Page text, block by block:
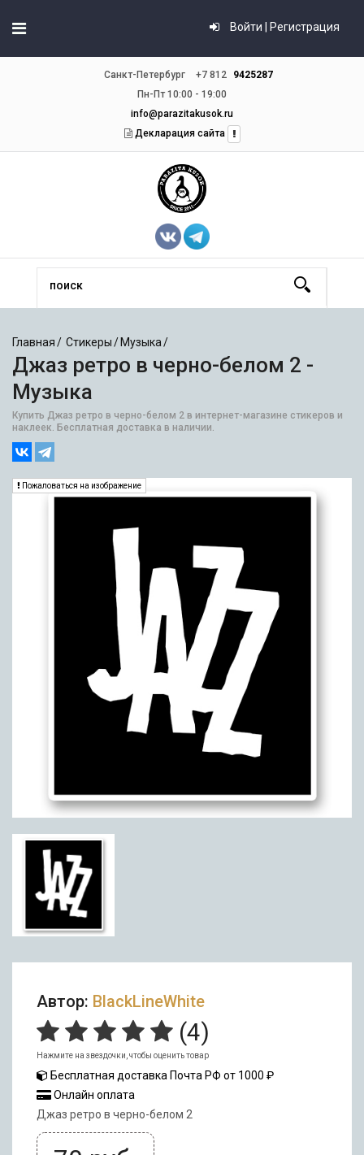
Войти | Регистрация
Санкт-Петербург +7 812
9425287
Пн-Пт 10:00 - 19:00
info@parazitakusok.ru
Декларация сайта
Главная Стикеры Музыка
Джаз ретро в черно-белом 2 -
Музыка
Купить Джаз ретро в черно-белом 2 в интернет-магазине стикеров и
наклеек. Бесплатная доставка в наличии.
Пожаловаться на изображение
Автор: BlackLineWhite
(4)
Нажмите на звездочки, чтобы оценить товар
Бесплатная доставка Почта РФ от 1000 ₽
Онлайн оплата
Джаз ретро в черно-белом 2